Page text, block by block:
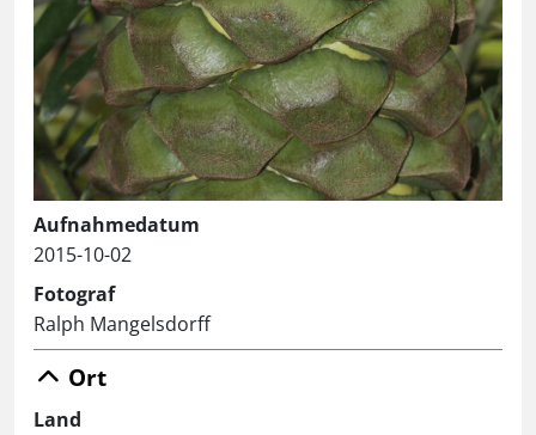
Aufnahmedatum
2015-10-02
Fotograf
Ralph Mangelsdorff
Ort
Land